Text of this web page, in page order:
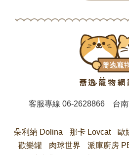
客服專線06-2628866 台
朵利納 Dolina 那卡 Lovcat 歐
歡樂罐
肉球世界 派庫廚房